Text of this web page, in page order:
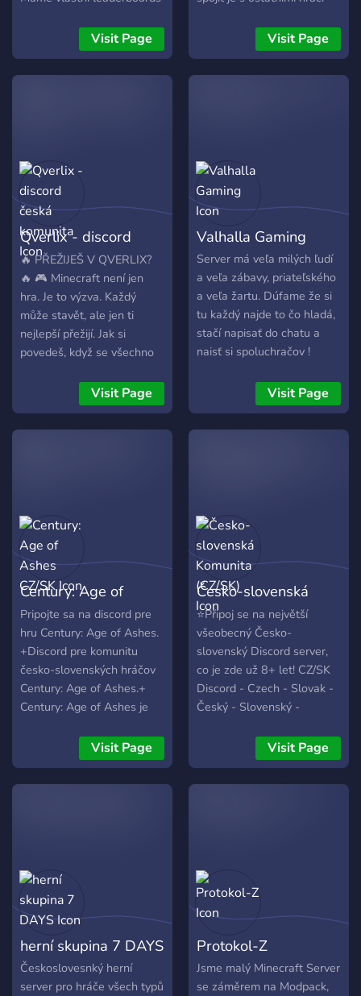
kdo je nejlepší na
československé scéně. Síň
slávy pro opravdové borce.
Visit Page
které se nadměrně staráme
různými aktualizacemi,
zábavnými pluginy a hlavně
Visit Page
Qverlix - discord
česká komunita
🔥 PŘEŽIJEŠ V QVERLIX?
🔥 🎮 Minecraft není jen
hra. Je to výzva. Každý
může stavět, ale jen ti
nejlepší přežijí. Jak si
povedeš, když se všechno
zachováš, když se svět
začne hroutit? 👥 Připoj se k
Qverlix – komunitě hráčů,
Tady se ukáže, kdo jsi. 🔗
Najdeš odvahu? Zjisti to na:
👉 dsc.gg/qverlix
Visit Page
Valhalla Gaming
Server má veľa milých ľudí
a veľa zábavy, priateľského
a veľa žartu. Dúfame že si
tu každý najde to čo hladá,
stačí napisať do chatu a
naisť si spoluchračov !
Visit Page
Century: Age of
Ashes CZ/SK
Pripojte sa na discord pre
hru Century: Age of Ashes.
+Discord pre komunitu
česko-slovenských hráčov
Century: Age of Ashes.+
Century: Age of Ashes je
viacerých hráčov. Ovládnite
rastúci zoznam tried a
drakov, súťažte v
Visit Page
Česko-slovenská
Komunita (CZ/SK)
⭐Připoj se na největší
všeobecný Česko-
slovenský Discord server,
co je zde už 8+ let! CZ/SK
Discord - Czech - Slovak -
Český - Slovenský -
Server - CZE/SVK -
Československá Komunita -
Československý Pokec
Visit Page
herní skupina 7 DAYS
Českoslovesnký herní
server pro hráče všech typů
Protokol-Z
Jsme malý Minecraft Server
se záměrem na Modpack,